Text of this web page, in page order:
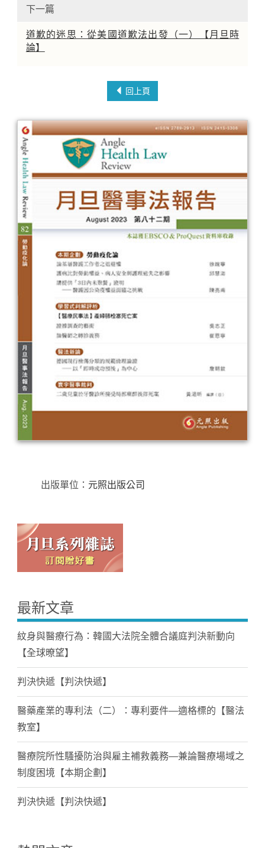
下一篇
道歉的迷思：從美國道歉法出發（一）【月旦時
論】
回上頁
出版單位： 元照出版公司
最新文章
紋身與醫療行為：韓國大法院全體合議庭判決新動向
【全球暸望】
判決快遞【判決快遞】
醫藥產業的專利法（二）：專利要件—適格標的【醫法
教室】
醫療院所性騷擾防治與雇主補救義務—兼論醫療場域之
制度困境【本期企劃】
判決快遞【判決快遞】